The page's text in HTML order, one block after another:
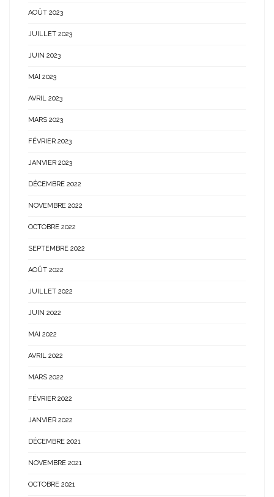
AOÛT 2023
JUILLET 2023
JUIN 2023
MAI 2023
AVRIL 2023
MARS 2023
FÉVRIER 2023
JANVIER 2023
DÉCEMBRE 2022
NOVEMBRE 2022
OCTOBRE 2022
SEPTEMBRE 2022
AOÛT 2022
JUILLET 2022
JUIN 2022
MAI 2022
AVRIL 2022
MARS 2022
FÉVRIER 2022
JANVIER 2022
DÉCEMBRE 2021
NOVEMBRE 2021
OCTOBRE 2021